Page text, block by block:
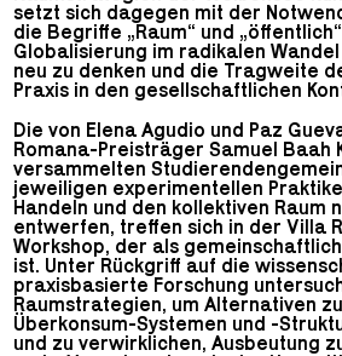
setzt sich dagegen mit der
die Begriffe „Raum“ und
Globalisierung im radikalen
neu zu denken und die Tragweite
Praxis in den gesellschaftlichen
Die von Elena Agudio und Paz
Romana-Preisträger Samuel Baah
versammelten
jeweiligen experimentellen
Handeln und den kollektiven Raum
entwerfen, treffen sich in der Villa
Workshop, der als
ist. Unter Rückgriff auf die
praxisbasierte Forschung
Raumstrategien, um Alternativen
Überkonsum-Systemen und -
und zu verwirklichen, Ausbeutung